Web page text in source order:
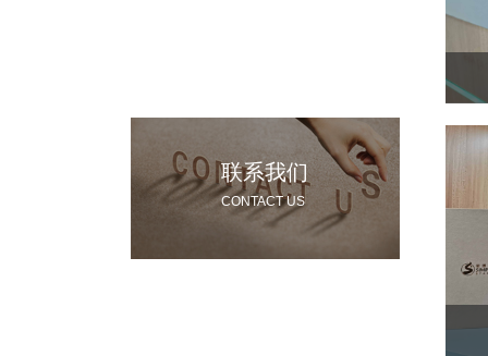
联系我们
CONTACT US